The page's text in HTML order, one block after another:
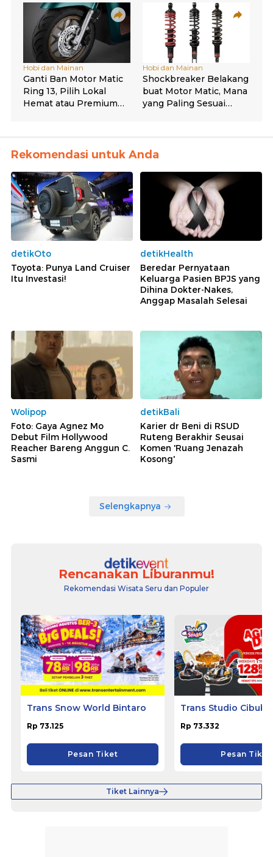
Rekomendasi untuk Anda
detikOto
Toyota: Punya Land Cruiser
Itu Investasi!
detikHealth
Beredar Pernyataan
Keluarga Pasien BPJS yang
Dihina Dokter-Nakes,
Anggap Masalah Selesai
Wolipop
Foto: Gaya Agnez Mo
Debut Film Hollywood
Reacher Bareng Anggun C.
Sasmi
detikBali
Karier dr Beni di RSUD
Ruteng Berakhir Seusai
Komen 'Ruang Jenazah
Kosong'
Selengkapnya
Rencanakan Liburanmu!
Rekomendasi Wisata Seru dan Populer
Trans Snow World Bintaro
Rp 73.125
Pesan Tiket
Trans Studio
Rp 73.332
Pesan Tiket
Tiket Lainnya